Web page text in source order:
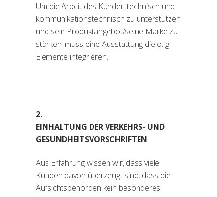
Um die Arbeit des Kunden technisch und
kommunikationstechnisch zu unterstützen
und sein Produktangebot/seine Marke zu
stärken, muss eine Ausstattung die o. g.
Elemente integrieren.
2.
EINHALTUNG DER VERKEHRS- UND
GESUNDHEITSVORSCHRIFTEN
Aus Erfahrung wissen wir, dass viele
Kunden davon überzeugt sind, dass die
Aufsichtsbehörden kein besonderes